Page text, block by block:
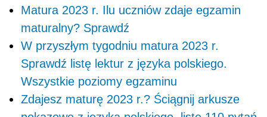
Matura 2023 r. Ilu uczniów zdaje egzamin
maturalny? Sprawdź
W przyszłym tygodniu matura 2023 r.
Sprawdź listę lektur z języka polskiego.
Wszystkie poziomy egzaminu
Zdajesz maturę 2023 r.? Ściągnij arkusze